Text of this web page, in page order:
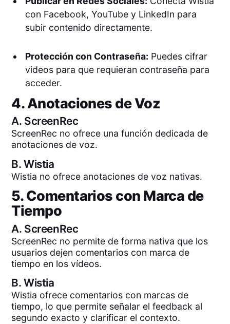
con Facebook, YouTube y LinkedIn para
subir contenido directamente.
Protección con Contraseña: Puedes cifrar
videos para que requieran contraseña para
acceder.
4. Anotaciones de Voz
A. ScreenRec
ScreenRec no ofrece una función dedicada de
anotaciones de voz.
B.Wistia
Wistia no ofrece anotaciones de voz nativas.
5. Comentarios con Marca de
Tiempo
A. ScreenRec
ScreenRec no permite de forma nativa que los
usuarios dejen comentarios con marca de
tiempo en los vídeos.
B.Wistia
Wistia ofrece comentarios con marcas de
tiempo, lo que permite señalar el feedback al
segundo exacto y clarificar el contexto.